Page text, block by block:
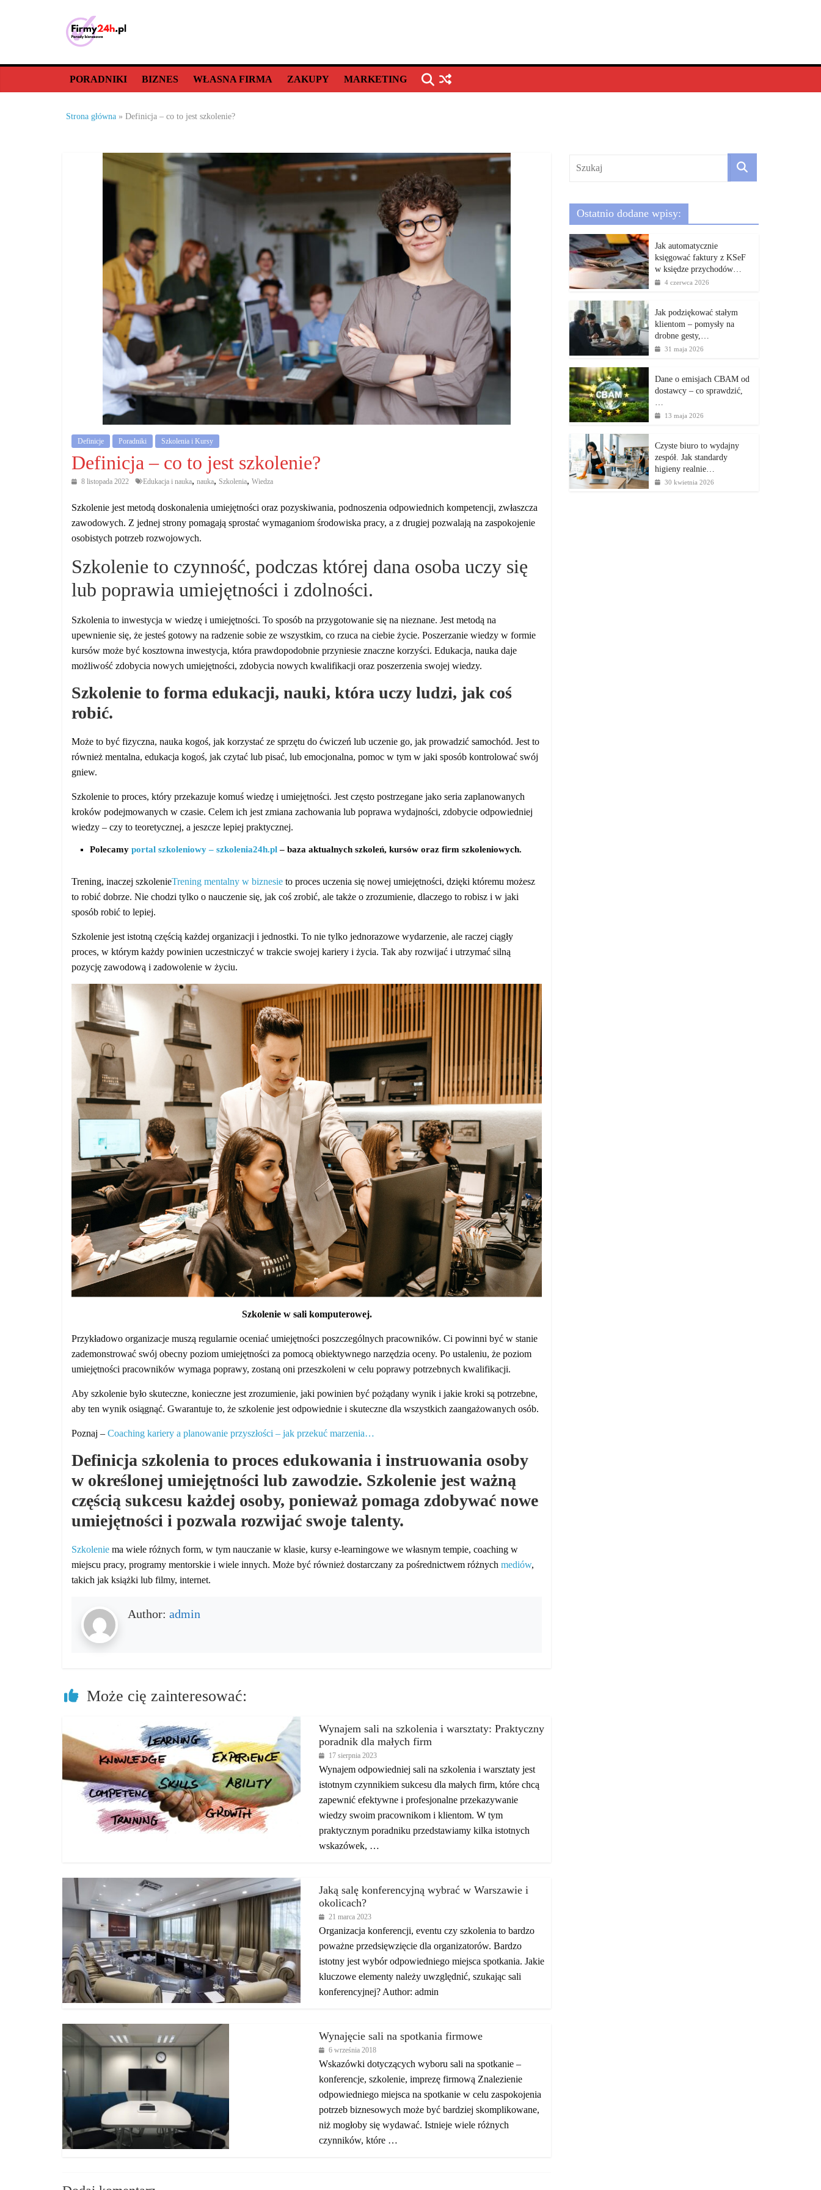
Porady
biznesowe,
dla
firm
prowadzić
działalność
gospodarczą.
biznesowe
PORADNIKI BIZNES WŁASNA FIRMA ZAKUPY MARKETING
Strona główna » Definicja – co to jest szkolenie?
Definicje Poradniki Szkolenia i Kursy
Definicja – co to jest szkolenie?
8 listopada 2022 Edukacja i nauka,nauka, Szkolenia,Wiedza
Szkolenie jest metodą doskonalenia umiejętności oraz pozyskiwania, podnoszenia odpowiednich kompetencji, zwłaszcza
zawodowych. Z jednej strony pomagają sprostać wymaganiom środowiska pracy, a z drugiej pozwalają na zaspokojenie
osobistych potrzeb rozwojowych.
Szkolenie to czynność, podczas której dana osoba uczy się
lub poprawia umiejętności i zdolności.
Szkolenia to inwestycja w wiedzę i umiejętności. To sposób na przygotowanie się na nieznane. Jest metodą na
upewnienie się, że jesteś gotowy na radzenie sobie ze wszystkim, co rzuca na ciebie życie. Poszerzanie wiedzy w formie
kursów może być kosztowna inwestycja, która prawdopodobnie przyniesie znaczne korzyści. Edukacja, nauka daje
możliwość zdobycia nowych umiejętności, zdobycia nowych kwalifikacji oraz poszerzenia swojej wiedzy.
Szkolenie to forma edukacji, nauki, która uczy ludzi, jak coś
robić.
Może to być fizyczna, nauka kogoś, jak korzystać ze sprzętu do ćwiczeń lub uczenie go, jak prowadzić samochód. Jest to
również mentalna, edukacja kogoś, jak czytać lub pisać, lub emocjonalna, pomoc w tym w jaki sposób kontrolować swój
gniew.
Szkolenie to proces, który przekazuje komuś wiedzę i umiejętności. Jest często postrzegane jako seria zaplanowanych
kroków podejmowanych w czasie. Celem ich jest zmiana zachowania lub poprawa wydajności, zdobycie odpowiedniej
wiedzy – czy to teoretycznej, a jeszcze lepiej praktycznej.
Polecamy portal szkoleniowy – szkolenia24h.pl– baza aktualnych szkoleń, kursów oraz firm szkoleniowych.
Trening, inaczej szkolenieTrening mentalny w biznesie to proces uczenia się nowej umiejętności, dzięki któremu możesz
to robić dobrze. Nie chodzi tylko o nauczenie się, jak coś zrobić, ale także o zrozumienie, dlaczego to robisz i w jaki
sposób robić to lepiej.
Szkolenie jest istotną częścią każdej organizacji i jednostki. To nie tylko jednorazowe wydarzenie, ale raczej ciągły
proces, w którym każdy powinien uczestniczyć w trakcie swojej kariery i życia. Tak aby rozwijać i utrzymać silną
pozycję zawodową i zadowolenie w życiu.
Szkolenie w sali komputerowej.
Przykładowo organizacje muszą regularnie oceniać umiejętności poszczególnych pracowników. Ci powinni być w stanie
zademonstrować swój obecny poziom umiejętności za pomocą obiektywnego narzędzia oceny. Po ustaleniu, że poziom
umiejętności pracowników wymaga poprawy, zostaną oni przeszkoleni w celu poprawy potrzebnych kwalifikacji.
Aby szkolenie było skuteczne, konieczne jest zrozumienie, jaki powinien być pożądany wynik i jakie kroki są potrzebne,
aby ten wynik osiągnąć. Gwarantuje to, że szkolenie jest odpowiednie i skuteczne dla wszystkich zaangażowanych osób.
Poznaj – Coaching kariery a planowanie przyszłości – jak przekuć marzenia…
Definicja szkolenia to proces edukowania i instruowania osoby
w określonej umiejętności lub zawodzie. Szkolenie jest ważną
częścią sukcesu każdej osoby, ponieważ pomaga zdobywać nowe
umiejętności i pozwala rozwijać swoje talenty.
Szkolenie ma wiele różnych form, w tym nauczanie w klasie, kursy e-learningowe we własnym tempie, coaching w
miejscu pracy, programy mentorskie i wiele innych. Może być również dostarczany za pośrednictwem różnych mediów,
takich jak książki lub filmy, internet.
Author: admin
Może cię zainteresować:
Wynajem sali na szkolenia i warsztaty: Praktyczny
poradnik dla małych firm
17 sierpnia 2023
Wynajem odpowiedniej sali na szkolenia i warsztaty jest
istotnym czynnikiem sukcesu dla małych firm, które chcą
zapewnić efektywne i profesjonalne przekazywanie
wiedzy swoim pracownikom i klientom. W tym
praktycznym poradniku przedstawiamy kilka istotnych
wskazówek, …
Jaką salę konferencyjną wybrać w Warszawie i
okolicach?
21 marca 2023
Organizacja konferencji, eventu czy szkolenia to bardzo
poważne przedsięwzięcie dla organizatorów. Bardzo
istotny jest wybór odpowiedniego miejsca spotkania. Jakie
kluczowe elementy należy uwzględnić, szukając sali
konferencyjnej? Author: admin
Wynajęcie sali na spotkania firmowe
6 września 2018
Wskazówki dotyczących wyboru sali na spotkanie –
konferencje, szkolenie, imprezę firmową Znalezienie
odpowiedniego miejsca na spotkanie w celu zaspokojenia
potrzeb biznesowych może być bardziej skomplikowane,
niż mogłoby się wydawać. Istnieje wiele różnych
czynników, które …
Ostatnio dodane wpisy:
Jak automatycznie
księgować faktury z KSeF
w księdze przychodów…
4 czerwca 2026
Jak podziękować stałym
klientom – pomysły na
drobne gesty,…
31 maja 2026
Dane o emisjach CBAM od
dostawcy – co sprawdzić,
13 maja 2026
Czyste biuro to wydajny
zespół. Jak standardy
higieny realnie…
30 kwietnia 2026